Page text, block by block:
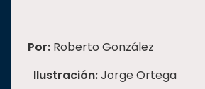
Por: Roberto González
Ilustración:Jorge Ortega